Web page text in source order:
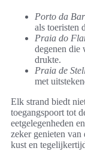
Porto da
als toeristen
Praia do
degenen die
drukte.
Praia de
met
Elk strand biedt
toegangspoort tot
eetgelegenheden
zeker genieten van
kust en